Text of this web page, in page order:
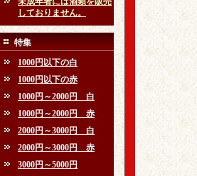
しておりません。
特集
1000円以下の白
1000円以下の赤
1000円～2000円 白
1000円～2000円 赤
2000円～3000円 白
2000円～3000円 赤
3000円～5000円